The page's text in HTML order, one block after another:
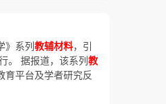
》系列教辅材料，引
。 据报道，该系列教
育平台及学者研究反